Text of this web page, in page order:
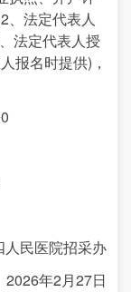
、法定代表人
法定代表人授
报名时提供)，
人民医院招采办
2026年2月27日